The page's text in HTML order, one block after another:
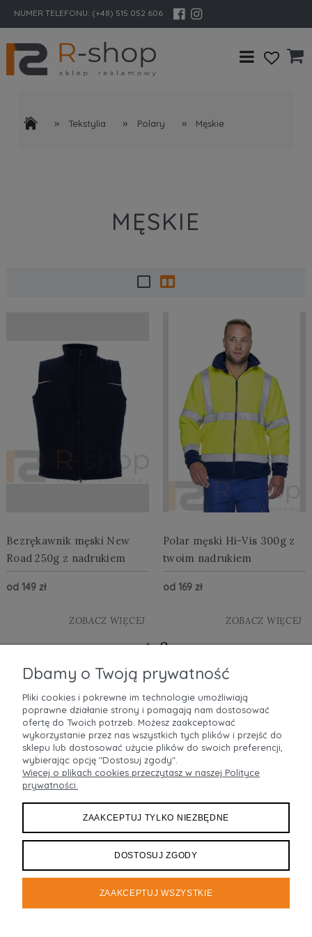
NUMER TELEFONU: (+48) 515 052 606
» Tekstylia » Polary » Męskie
MĘSKIE
Bezrękawnik męski New
Road 250g z nadrukiem
od 149 zł
ZOBACZ WIĘCEJ
Polar męski Hi-Vis 300g z
twoim nadrukiem
od 169 zł
ZOBACZ WIĘCEJ
« 1 2 »
POMOC
MOJE KONTO
INFORMACJE
O NAS
Dbamy o Twoją prywatność
Pliki cookies i pokrewne im technologie umożliwiają
poprawne działanie strony i pomagają nam dostosować
ofertę do Twoich potrzeb. Możesz zaakceptować
wykorzystanie przez nas wszystkich tych plików i przejść do
sklepu lub dostosować użycie plików do swoich preferencji,
wybierając opcję "Dostosuj zgody".
Więcej o plikach cookies przeczytasz w naszej Polityce
prywatności.
ZAAKCEPTUJ TYLKO NIEZBĘDNE
DOSTOSUJ ZGODY
ZAAKCEPTUJ WSZYSTKIE